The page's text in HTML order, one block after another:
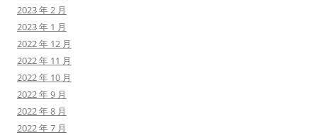
2023 年 2 月
2023 年 1 月
2022 年 12 月
2022 年 11 月
2022 年 10 月
2022 年 9 月
2022 年 8 月
2022 年 7 月